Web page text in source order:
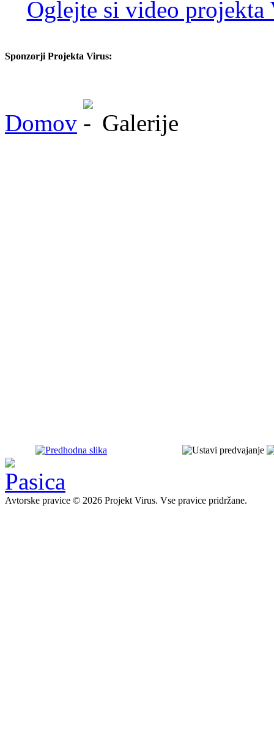
Oglejte si video projekta
Sponzorji Projekta Virus:
Domov Galerije
Avtorske pravice © 2026 Projekt Virus. Vse pravice pridržane.